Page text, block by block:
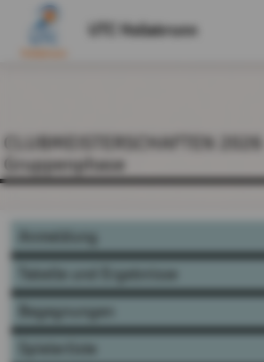
UTC Hollabrunn
CLUBMEISTERSCHAFTEN 2026 -
Gruppenphase
Anmeldung
Tabelle und Ergebnisse
Begegnungen